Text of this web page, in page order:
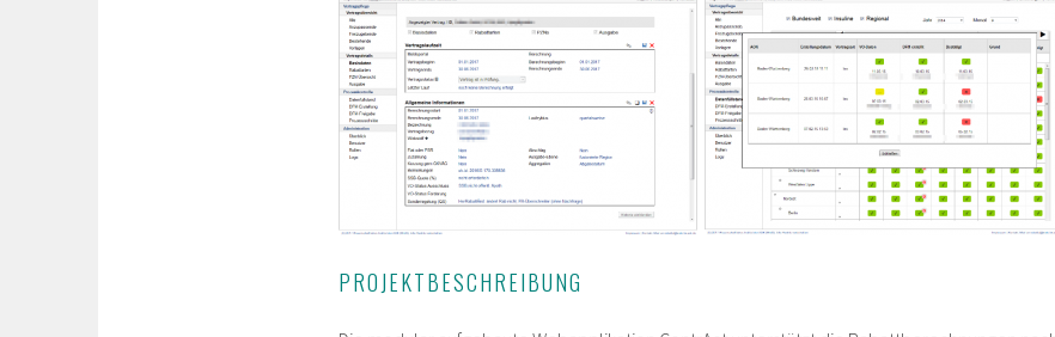
PROJEKTBESCHREIBUNG